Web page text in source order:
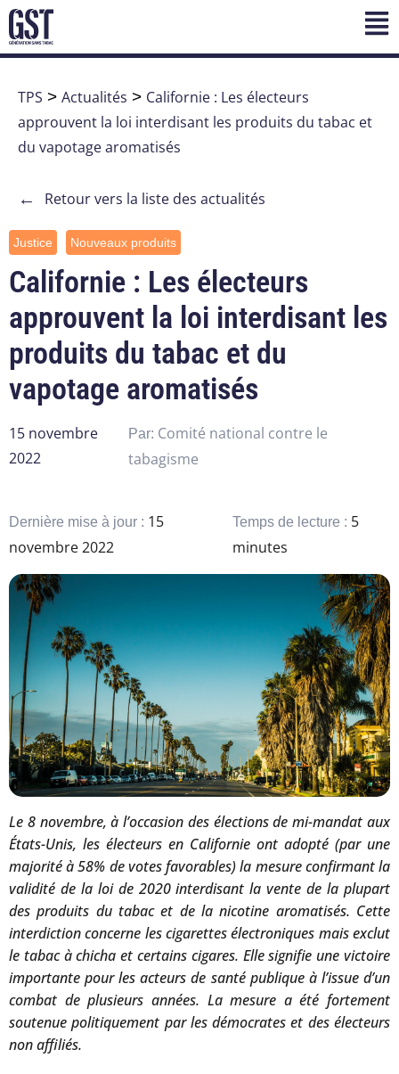
TPS > Actualités > Californie : Les électeurs
approuvent la loi interdisant les produits du tabac et
du vapotage aromatisés
← Retour vers la liste des actualités
Justice Nouveaux produits
Californie : Les électeurs
approuvent la loi interdisant les
produits du tabac et du
vapotage aromatisés
15 novembre
2022
Par: Comité national contre le
tabagisme
Dernière mise à jour : 15
novembre 2022
Temps de lecture : 5
minutes
Le 8 novembre, à l’occasion des élections de mi-mandat aux
États-Unis, les électeurs en Californie ont adopté (par une
majorité à 58% de votes favorables) la mesure confirmant la
validité de la loi de 2020 interdisant la vente de la plupart
des produits du tabac et de la nicotine aromatisés. Cette
interdiction concerne les cigarettes électroniques mais exclut
le tabac à chicha et certains cigares. Elle signifie une victoire
importante pour les acteurs de santé publique à l’issue d’un
combat de plusieurs années. La mesure a été fortement
soutenue politiquement par les démocrates et des électeurs
non affiliés.